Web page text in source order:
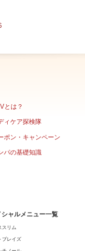
とは？
ィケア探検隊
ポン・キャンペーン
パの基礎知識
シャルメニュー一覧
スリム
ブレイズ